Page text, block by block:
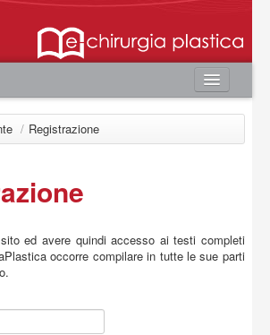
/ Registrazione
ed avere quindi accesso ai testi completi
occorre compilare in tutte le sue parti